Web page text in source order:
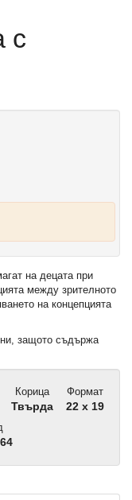
с
на децата при
между зрителното
на концепцията
защото съдържа
Корица
Твърда
Формат
22 x 19